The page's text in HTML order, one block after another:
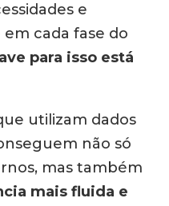
e
cada fase do
para isso está
utilizam dados
não só
mas também
mais fluida e